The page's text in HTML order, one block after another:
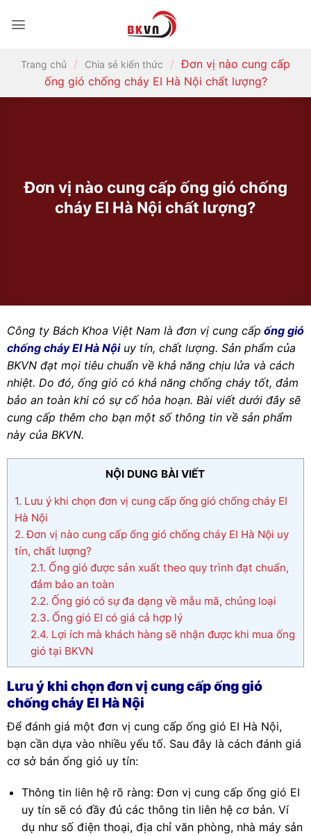
qua
dungTrang chủ / Chia sẻ kiến thức / Đơn vị nào cung cấp
ống gió chống cháy EI Hà Nội chất lượng?
Đơn vị nào cung cấp ống gió chống
cháy EI Hà Nội chất lượng?
Công ty Bách Khoa Việt Nam là đơn vị cung cấp ống gió
chống cháy EI Hà Nộiuy tín, chất lượng. Sản phẩm của
BKVN đạt mọi tiêu chuẩn về khả năng chịu lửa và cách
nhiệt. Do đó, ống gió có khả năng chống cháy tốt, đảm
bảo an toàn khi có sự cố hỏa hoạn. Bài viết dưới đây sẽ
cung cấp thêm cho bạn một số thông tin về sản phẩm
này của BKVN.
NỘI DUNG BÀI VIẾT
1. Lưu ý khi chọn đơn vị cung cấp ống gió chống cháy EI
Hà Nội
2. Đơn vị nào cung cấp ống gió chống cháy EI Hà Nội uy
tín, chất lượng?
2.1. Ống gió được sản xuất theo quy trình đạt chuẩn,
đảm bảo an toàn
2.2. Ống gió có sự đa dạng về mẫu mã, chủng loại
2.3. Ống gió EI có giá cả hợp lý
2.4. Lợi ích mà khách hàng sẽ nhận được khi mua ống
gió tại BKVN
Lưu ý khi chọn đơn vị cung cấp ống gió
chống cháy EI Hà Nội
Để đánh giá một đơn vị cung cấp ống gió EI Hà Nội,
bạn cần dựa vào nhiều yếu tố. Sau đây là cách đánh giá
cơ sở bán ống gió uy tín:
Thông tin liên hệ rõ ràng: Đơn vị cung cấp ống gió EI
uy tín sẽ có đầy đủ các thông tin liên hệ cơ bản. Ví
dụ như số điện thoại, địa chỉ văn phòng, nhà máy sản